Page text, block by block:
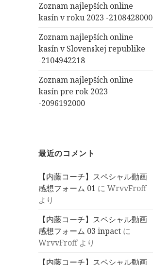
Zoznam najlepších online
kasín v roku 2023 -2108428000
Zoznam najlepších online
kasín v Slovenskej republike
-2104942218
Zoznam najlepších online
kasín pre rok 2023
-2096192000
最近のコメント
【内藤コーチ】スペシャル動画
感想フォーム 01 にWrvvFroff
より
【内藤コーチ】スペシャル動画
感想フォーム 03 inpact に
WrvvFroffより
【内藤コーチ】スペシャル動画